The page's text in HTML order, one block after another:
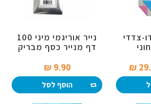
צדדי
נייר אוריגמי מיני 100
דף מנייר כסף מבריק
9.90 ₪‎
הוסף לסל